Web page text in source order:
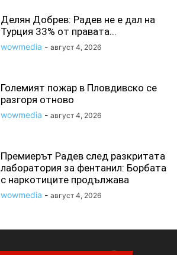
Делян Добрев: Радев не е дал на
Турция 33% от правата...
wowmedia - август 4, 2026
Големият пожар в Пловдивско се
разгоря отново
wowmedia - август 4, 2026
Премиерът Радев след разкритата
лаборатория за фентанил: Борбата
с наркотиците продължава
wowmedia - август 4, 2026